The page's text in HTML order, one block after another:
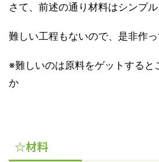
さて、前述の通り材料はシンプル
難しい工程もないので、是非作っ
※難しいのは原料をゲットすると
か
☆材料